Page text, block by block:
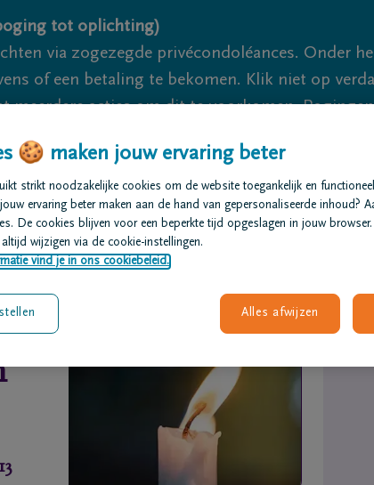
tot oplichting)
via zogezegde privécondoléances. Onder
of een betaling te bekomen. Klik niet op
meerdere acties om dit te voorkomen.
regelen Overlijdensberichten
🍪 maken jouw ervaring beter
strikt noodzakelijke cookies om de website toegankelijk en
ervaring beter maken aan de hand van gepersonaliseerde inhoud?
De cookies blijven voor een beperkte tijd opgeslagen in jouw browser.
wijzigen via de cookie-instellingen.
vind je in ons cookiebeleid.
Alles afwijzen